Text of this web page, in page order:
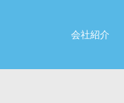
会社紹介